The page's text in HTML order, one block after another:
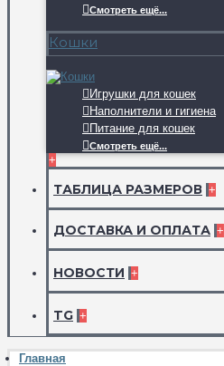
Смотреть ещё...
Кошки
Игрушки для кошек
Наполнители и гигиена
Питание для кошек
Смотреть ещё...
+
ТАБЛИЦА РАЗМЕРОВ +
ДОСТАВКА И ОПЛАТА +
НОВОСТИ +
TG +
Главная